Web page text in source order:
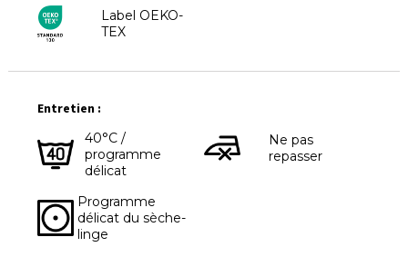
Label OEKO-
TEX
Entretien :
40°C /
programme
délicat
Ne pas
repasser
Programme
délicat du sèche-
linge